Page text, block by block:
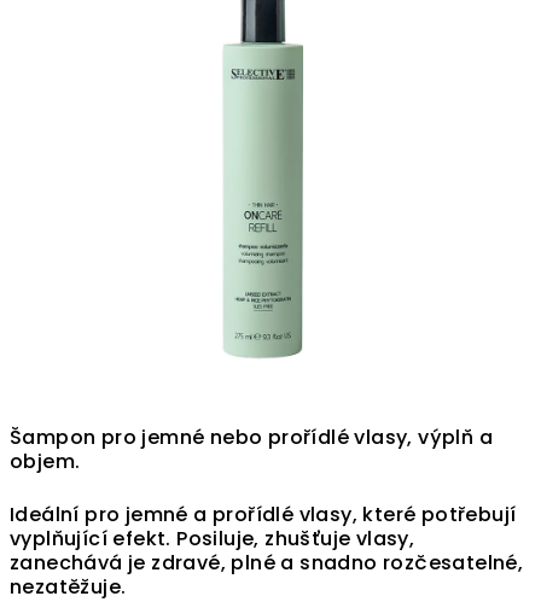
Šampon pro jemné nebo prořídlé vlasy, výplň a
objem.
Ideální pro jemné a prořídlé vlasy, které potřebují
vyplňující efekt. Posiluje, zhušťuje vlasy,
zanechává je zdravé, plné a snadno rozčesatelné,
nezatěžuje.